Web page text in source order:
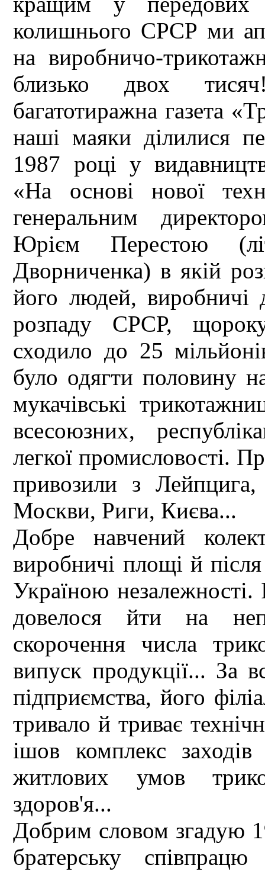
колишнього СРСР ми
на виробничо-
близько двох
багатотиражна газета
наші маяки ділилися
1987 році у
«На основі нової
генеральним
Юрієм Перестою
Дворниченка) в якій
його людей,
розпаду СРСР,
сходило до 25
було одягти половину
мукачівські
всесоюзних,
легкої промисловості.
привозили з
Москви, Риги, Києва...
Добре навчений
виробничі площі й
Україною
довелося йти на
скорочення числа
випуск продукції... За
підприємства, його
тривало й триває
ішов комплекс
житлових умов
здоров'я...
Добрим словом згадую
братерську